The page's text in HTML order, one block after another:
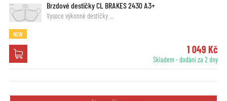
Brzdové destičky CL BRAKES 2430 A3+
Vysoce výkonné destičky …
NEW
1 049 Kč
Skladem - dodání za 2 dny